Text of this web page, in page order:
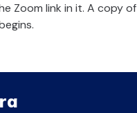
Zoom link in it. A copy of